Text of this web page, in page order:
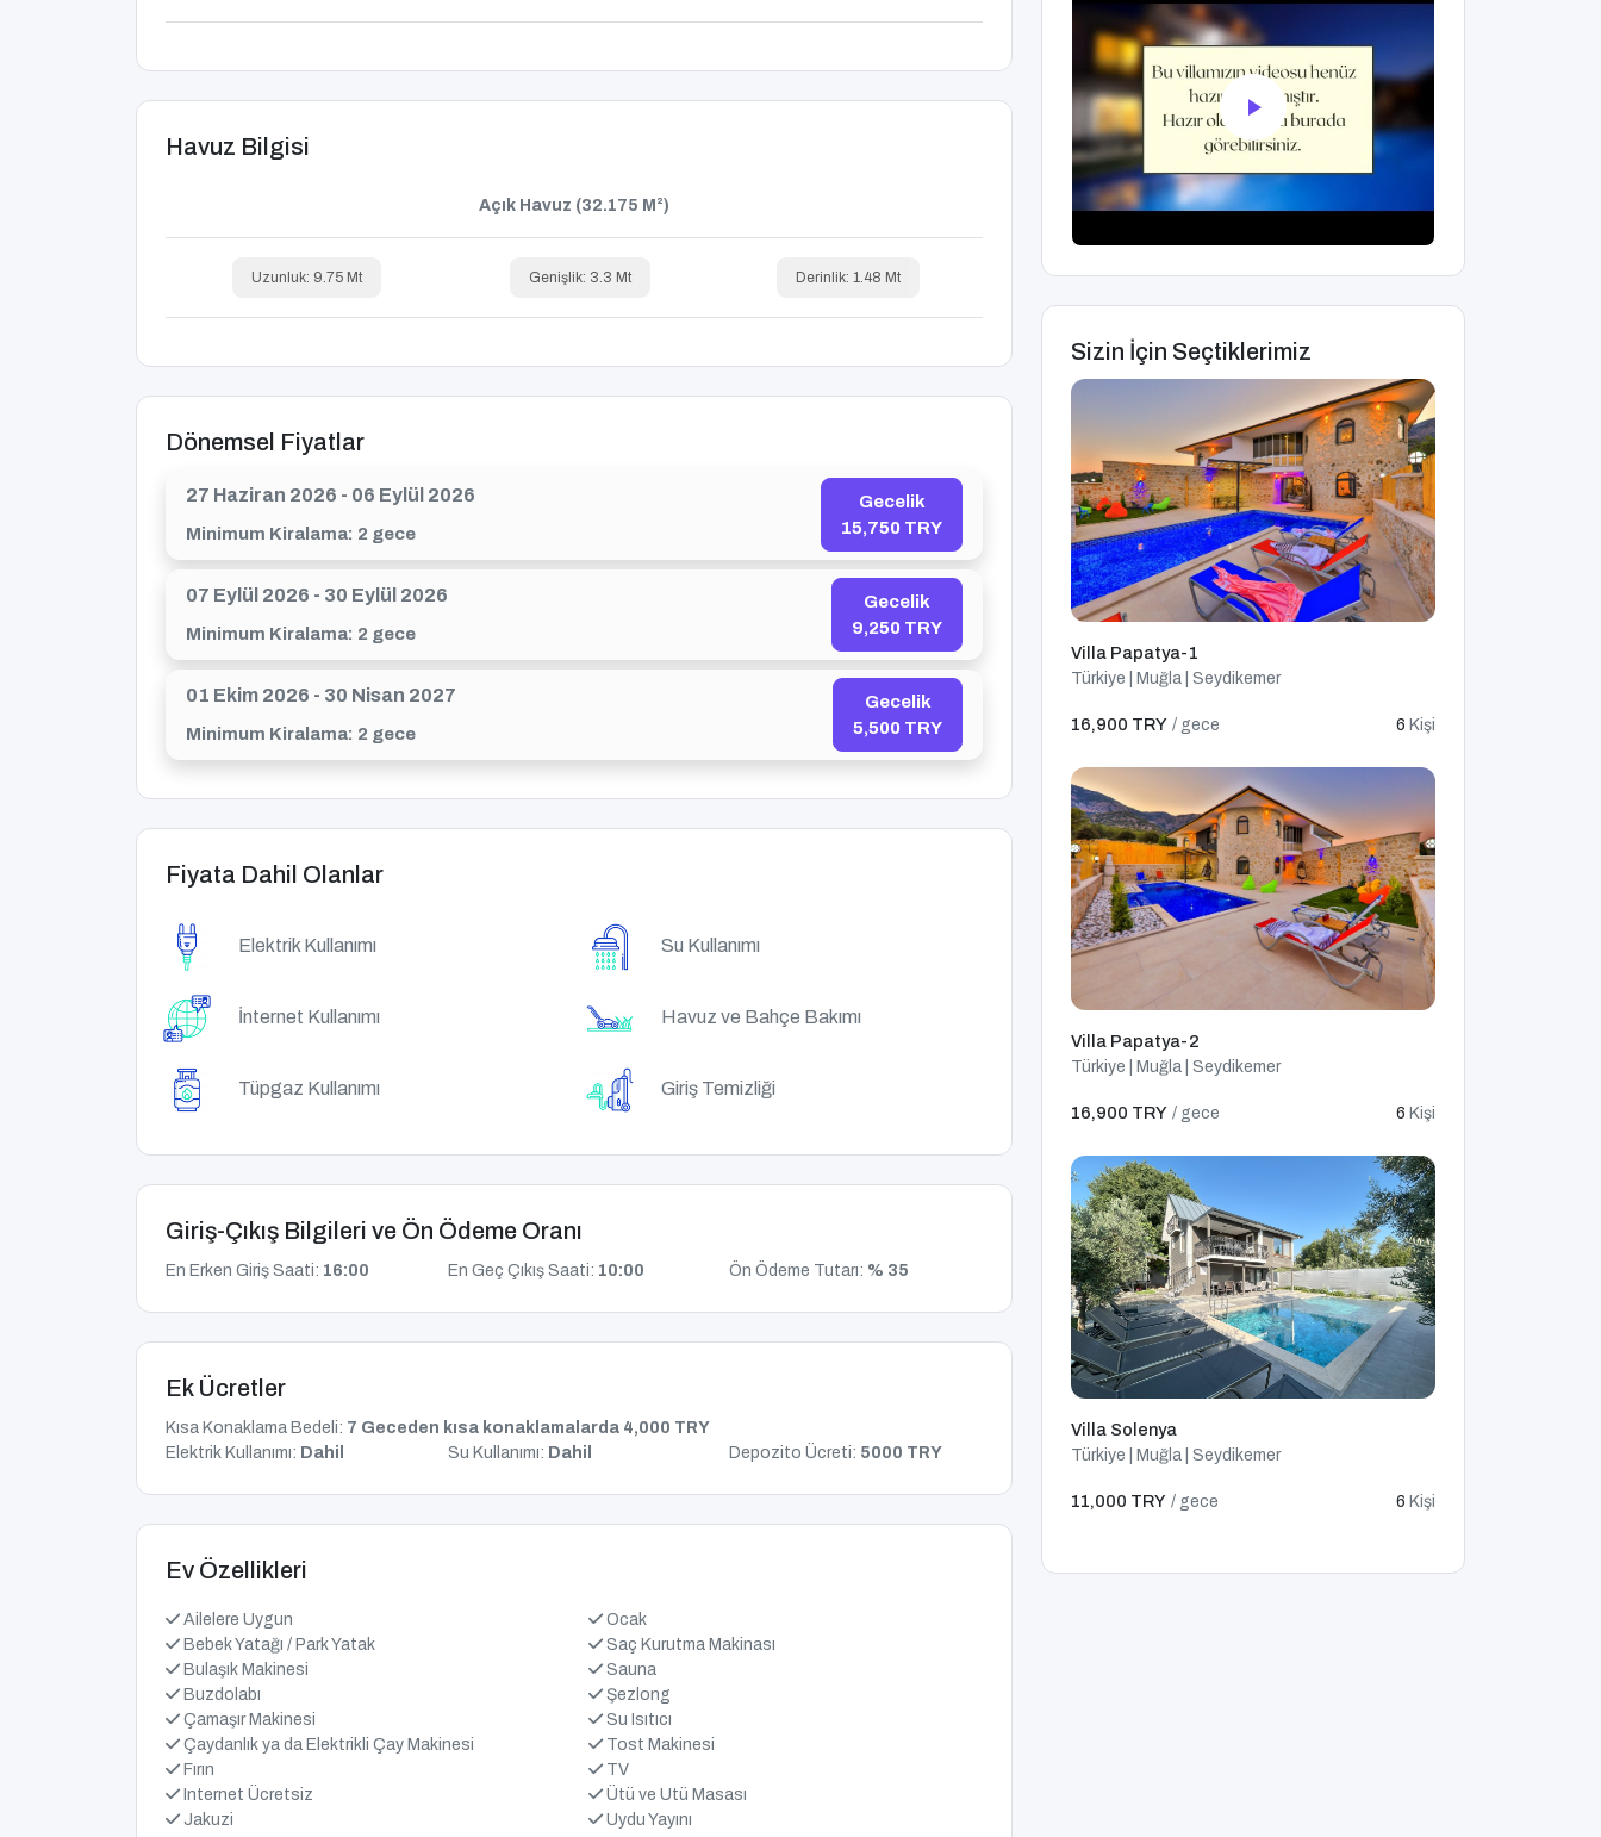
Havuz Bilgisi
Açık Havuz (32.175 M²)
Uzunluk: 9.75 Mt Genişlik: 3.3 Mt Derinlik: 1.48 Mt
Dönemsel Fiyatlar
27 Haziran 2026 - 06 Eylül 2026
Gecelik
15,750 TRY
Minimum Kiralama: 2 gece
07 Eylül 2026 - 30 Eylül 2026
Gecelik
9,250 TRY
Minimum Kiralama: 2 gece
01 Ekim 2026 - 30 Nisan 2027
Gecelik
5,500 TRY
Minimum Kiralama: 2 gece
Fiyata Dahil Olanlar
Elektrik Kullanımı Su Kullanımı
İnternet Kullanımı Havuz ve Bahçe Bakımı
Tüpgaz Kullanımı Giriş Temizliği
Giriş-Çıkış Bilgileri ve Ön Ödeme Oranı
En Erken Giriş Saati: 16:00 En Geç Çıkış Saati: 10:00 Ön Ödeme Tutarı: % 35
Ek Ücretler
Kısa Konaklama Bedeli: 7 Geceden kısa konaklamalarda 4,000 TRY
Elektrik Kullanımı: Dahil Su Kullanımı: Dahil Depozito Ücreti: 5000 TRY
Ev Özellikleri
Ailelere Uygun
Bebek Yatağı / Park Yatak
Bulaşık Makinesi
Buzdolabı
Çamaşır Makinesi
Çaydanlık ya da Elektrikli Çay Makinesi
Fırın
Internet Ücretsiz
Jakuzi
Ocak
Saç Kurutma Makinası
Sauna
Şezlong
Su Isıtıcı
Tost Makinesi
TV
Ütü ve Utü Masası
Uydu Yayını
Sizin İçin Seçtiklerimiz
Villa Papatya-1
Türkiye | Muğla | Seydikemer
16,900 TRY / gece 6 Kişi
Villa Papatya-2
Türkiye | Muğla | Seydikemer
16,900 TRY / gece 6 Kişi
Villa Solenya
Türkiye | Muğla | Seydikemer
11,000 TRY / gece 6 Kişi